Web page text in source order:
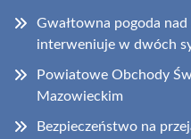
Gwałtowna pogoda
interweniuje w dwóch
Powiatowe Obchody
Mazowieckim
Bezpieczeństwo na